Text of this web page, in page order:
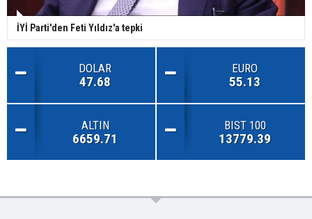
İYİ Parti'den Feti Yıldız'a tepki
DOLAR
47.68
EURO
55.13
ALTIN
6659.71
BIST 100
13779.39